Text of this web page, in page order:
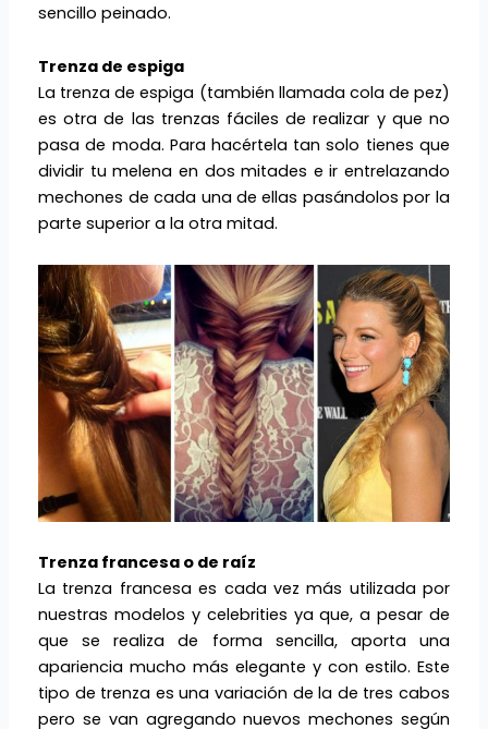
sencillo peinado.
Trenza de espiga
La trenza de espiga (también llamada cola de pez)
es otra de las trenzas fáciles de realizar y que no
pasa de moda. Para hacértela tan solo tienes que
dividir tu melena en dos mitades e ir entrelazando
mechones de cada una de ellas pasándolos por la
parte superior a la otra mitad.
Trenza francesa o de raíz
La trenza francesa es cada vez más utilizada por
nuestras modelos y celebrities ya que, a pesar de
que se realiza de forma sencilla, aporta una
apariencia mucho más elegante y con estilo. Este
tipo de trenza es una variación de la de tres cabos
pero se van agregando nuevos mechones según